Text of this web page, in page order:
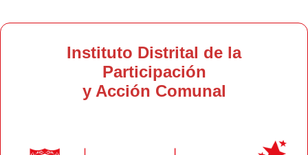
Instituto Distrital de la
Participación
y Acción Comunal